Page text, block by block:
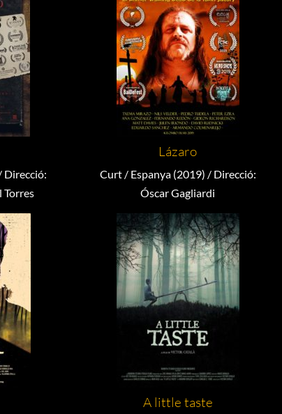
Direcció:
Torres
Lázaro
Curt / Espanya (2019) / Direcció:
Óscar Gagliardi
A little taste